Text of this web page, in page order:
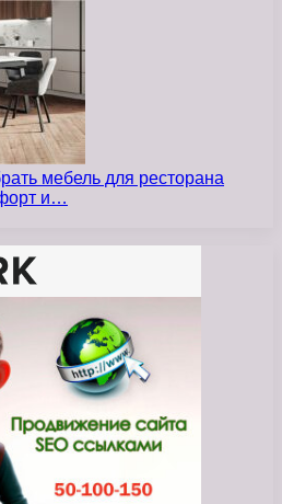
мебель для ресторана
и…